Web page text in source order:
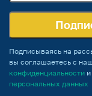
Подписываясь на
вы соглашаетесь с
конфиденциальности и
персональных данных